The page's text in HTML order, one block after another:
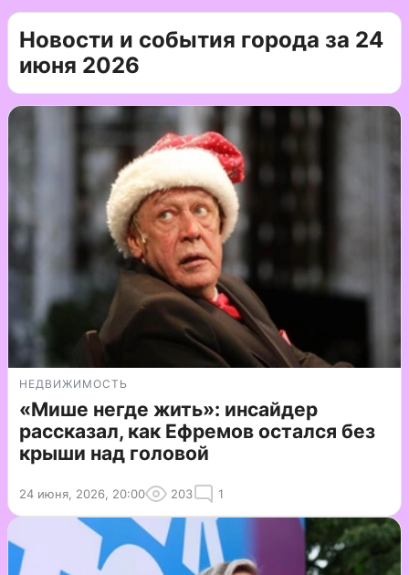
Новости и события города за 24
июня 2026
НЕДВИЖИМОСТЬ
«Мише негде жить»: инсайдер
рассказал, как Ефремов остался без
крыши над головой
24 июня, 2026, 20:00 203 1